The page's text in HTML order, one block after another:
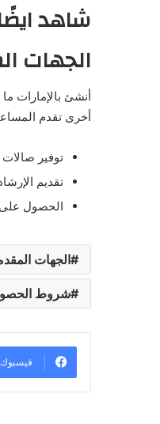
شاهد
الجهات
أخرى تقدم
توفير
تقديم
الحصول على
الجهات
شروط
فيسبوك